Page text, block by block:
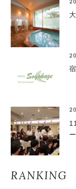
RANKING